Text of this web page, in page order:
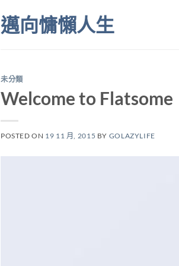
邁向慵懶人生
未分類
Welcome to Flatsome
POSTED ON 19 11 月, 2015 BY GOLAZYLIFE